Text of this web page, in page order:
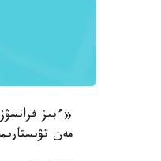
«ءبىز
مەن